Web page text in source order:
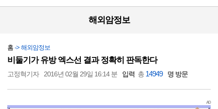
해외암정보
홈 -> 해외암정보
비둘기가 유방 엑스선 결과 정확히 판독한다
고정혁기자 2016년 02월 29일 16:14 분 입력 총 14949 명 방문
AD